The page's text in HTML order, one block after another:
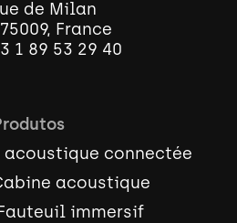
de Milan
France
1 89 53 29 40
acoustique connectée
acoustique
immersif